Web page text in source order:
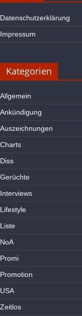
Datenschutzerklärung
Impressum
Kategorien
Allgemein
Ankündigung
Auszeichnungen
Charts
Diss
Gerüchte
Interviews
Lifestyle
Liste
NoA
Promi
Promotion
USA
Zeitlos